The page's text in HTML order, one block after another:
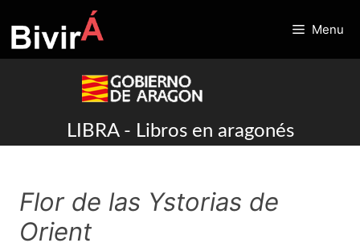
to
content
Menu
LIBRA - Libros en aragonés
Flor de las Ystorias de
Orient